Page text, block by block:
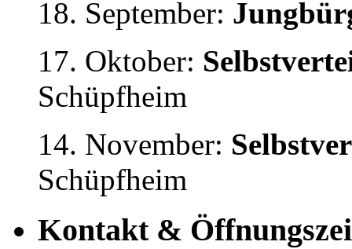
18. September:
17. Oktober:
Schüpfheim
14. November:
Schüpfheim
Kontakt &